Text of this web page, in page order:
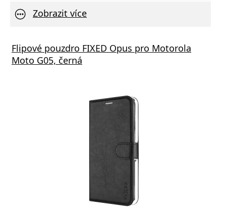
Zobrazit více
Flipové pouzdro FIXED Opus pro Motorola
Moto G05, černá